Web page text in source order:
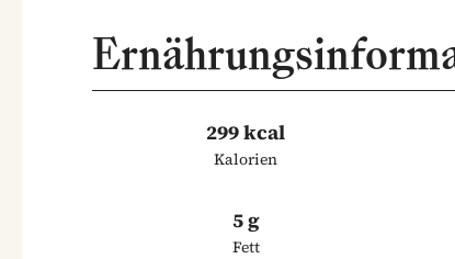
299 kcal
Kalorien
5 g
Fett